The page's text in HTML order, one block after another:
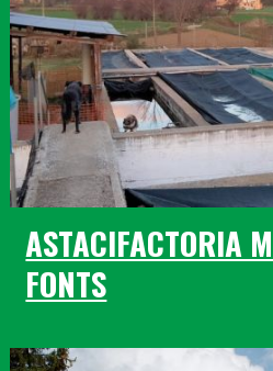
ASTACIFACTORIA
FONTS